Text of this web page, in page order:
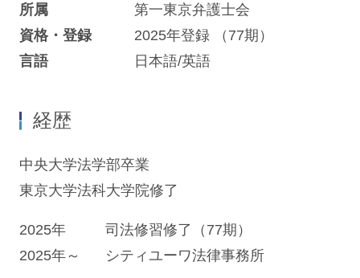
所属
第一東京弁護士会
資格・登録
2025年登録 （77期）
言語
日本語/英語
経歴
中央大学法学部卒業
東京大学法科大学院修了
2025年
司法修習修了（77期）
2025年～
シティユーワ法律事務所